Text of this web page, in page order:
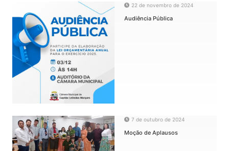
22 de novembro de 2024
Audiência Pública
7 de outubro de 2024
Moção de Aplausos